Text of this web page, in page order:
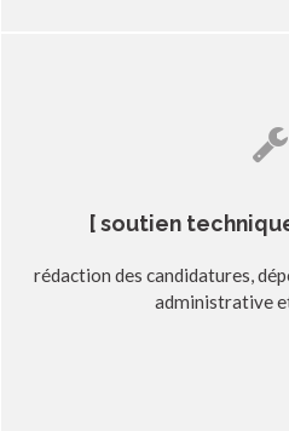
[ soutien
rédaction des candidatures,
administrative